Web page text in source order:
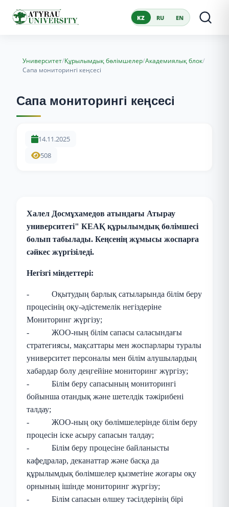
KZ RU EN
Университет/Құрылымдық бөлімшелер/Академиялық блок/
Сапа мониторингі кеңсесі
Сапа мониторингі кеңсесі
14.11.2025
508
Халел Досмұхамедов атындағы Атырау
университеті" КЕАҚ құрылымдық бөлімшесі
болып табылады. Кеңсенің жұмысы жоспарға
сәйкес жүргізіледі.
Негізгі міндеттері:
- Оқытудың барлық сатыларында білім беру
процесінің оқу-әдістемелік негіздеріне
Мониторинг жүргізу;
- ЖОО-ның білім сапасы саласындағы
стратегиясы, мақсаттары мен жоспарлары туралы
университет персоналы мен білім алушылардың
хабардар болу деңгейіне мониторинг жүргізу;
- Білім беру сапасының мониторингі
бойынша отандық және шетелдік тәжірибені
талдау;
- ЖОО-ның оқу бөлімшелерінде білім беру
процесін іске асыру сапасын талдау;
- Білім беру процесіне байланысты
кафедралар, деканаттар және басқа да
құрылымдық бөлімшелер қызметіне жоғары оқу
орнының ішінде мониторинг жүргізу;
- Білім сапасын өлшеу тәсілдерінің бірі